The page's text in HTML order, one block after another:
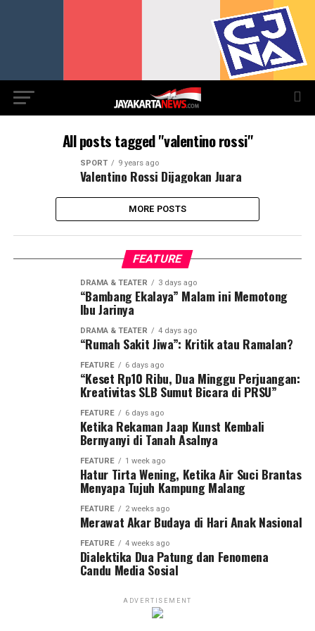
All posts tagged "valentino rossi"
SPORT 9 years ago
Valentino Rossi Dijagokan Juara
MORE POSTS
FEATURE
DRAMA & TEATER 3 days ago
“Bambang Ekalaya” Malam ini Memotong
Ibu Jarinya
DRAMA & TEATER 4 days ago
“Rumah Sakit Jiwa”: Kritik atau Ramalan?
FEATURE 6 days ago
“Keset Rp10 Ribu, Dua Minggu Perjuangan:
Kreativitas SLB Sumut Bicara di PRSU”
FEATURE 6 days ago
Ketika Rekaman Jaap Kunst Kembali
Bernyanyi di Tanah Asalnya
FEATURE 1 week ago
Hatur Tirta Wening, Ketika Air Suci Brantas
Menyapa Tujuh Kampung Malang
FEATURE 2 weeks ago
Merawat Akar Budaya di Hari Anak Nasional
FEATURE 4 weeks ago
Dialektika Dua Patung dan Fenomena
Candu Media Sosial
ADVERTISEMENT